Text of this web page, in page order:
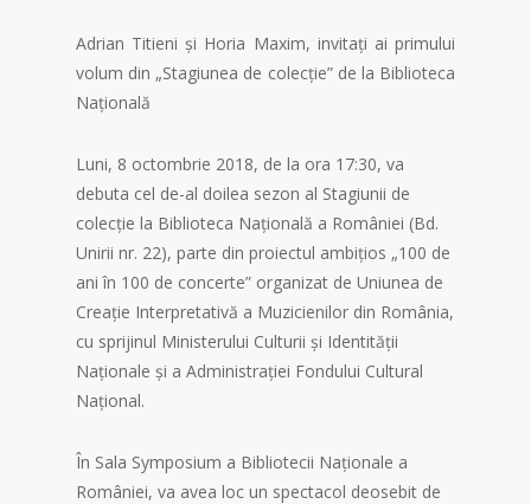
Adrian Titieni și Horia Maxim, invitați ai primului
volum din „Stagiunea de colecție” de la Biblioteca
Națională
Luni, 8 octombrie 2018, de la ora 17:30, va
debuta cel de-al doilea sezon al Stagiunii de
colecție la Biblioteca Națională a României (Bd.
Unirii nr. 22), parte din proiectul ambițios „100 de
ani în 100 de concerte” organizat de Uniunea de
Creație Interpretativă a Muzicienilor din România,
cu sprijinul Ministerului Culturii și Identității
Naționale și a Administrației Fondului Cultural
Național.
În Sala Symposium a Bibliotecii Naționale a
României, va avea loc un spectacol deosebit de